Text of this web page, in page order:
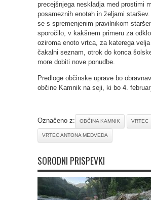
precejšnjega neskladja med prostimi
posameznih enotah in željami
se s spremenjenim pravilnikom
sporočilo, v kakšnem primeru za
oziroma enoto vrtca, za katerega velja
čakalni seznam, otrok do konca
more dobiti nove ponudbe.
Predloge občinske uprave bo
občine Kamnik na seji, ki bo 4.
Označeno z: OBČINA KAMNIK VRTEC
VRTEC ANTONA MEDVEDA
SORODNI PRISPEVKI